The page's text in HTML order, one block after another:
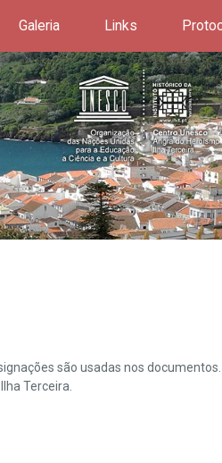
Galeria Links
são usadas nos
Terceira.